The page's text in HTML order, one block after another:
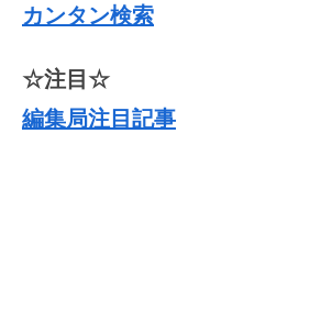
カンタン検索
☆注目☆
編集局注目記事